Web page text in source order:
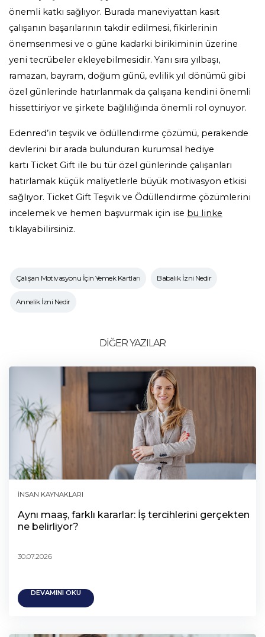
önemli katkı sağlıyor. Burada maneviyattan kasıt
çalışanın başarılarının takdir edilmesi, fikirlerinin
önemsenmesi ve o güne kadarki birikiminin üzerine
yeni tecrübeler ekleyebilmesidir. Yanı sıra yılbaşı,
ramazan, bayram, doğum günü, evlilik yıl dönümü gibi
özel günlerinde hatırlanmak da çalışana kendini önemli
hissettiriyor ve şirkete bağlılığında önemli rol oynuyor.
Edenred’in teşvik ve ödüllendirme çözümü, perakende
devlerini bir arada bulunduran kurumsal hediye
kartı Ticket Gift ile bu tür özel günlerinde çalışanları
hatırlamak küçük maliyetlerle büyük motivasyon etkisi
sağlıyor. Ticket Gift Teşvik ve Ödüllendirme çözümlerini
incelemek ve hemen başvurmak için ise bu linke
tıklayabilirsiniz.
Çalışan Motivasyonu İçin Yemek Kartları Babalık İzni Nedir
Annelik İzni Nedir
DİĞER YAZILAR
İNSAN KAYNAKLARI
Aynı maaş, farklı kararlar: İş tercihlerini gerçekten
ne belirliyor?
30.07.2026
DEVAMINI OKU